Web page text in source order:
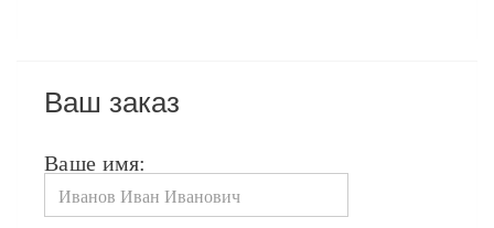
Ваш заказ
Ваше имя: